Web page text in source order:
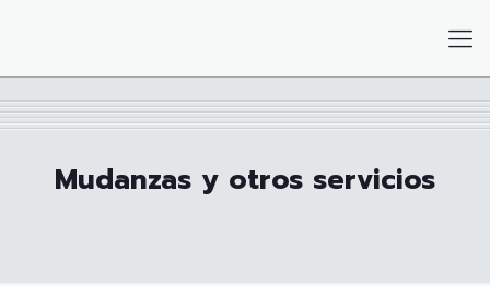
Mudanzas y otros servicios